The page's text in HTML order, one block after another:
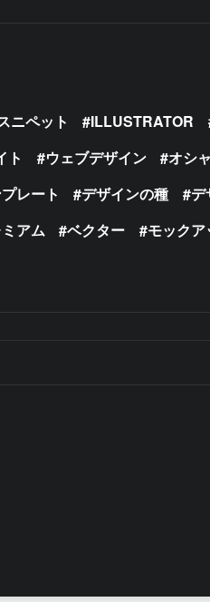
ニペット ILLUSTRATOR
ト ウェブデザイン オシ
レート デザインの種 デ
アム ベクター モックア